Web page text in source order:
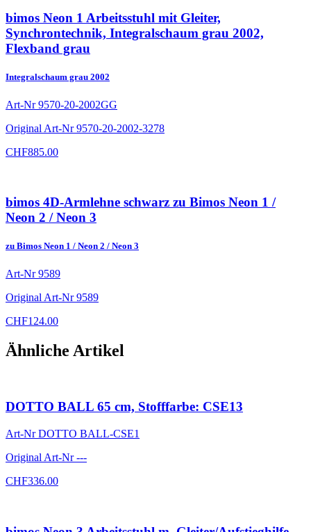
bimos Neon 1 Arbeitsstuhl mit Gleiter,
Synchrontechnik, Integralschaum grau 2002,
Flexband grau
Integralschaum grau 2002
Art-Nr9570-20-2002GG
Original Art-Nr9570-20-2002-3278
CHF885.00
bimos 4D-Armlehne schwarz zu Bimos Neon 1 /
Neon 2 / Neon 3
zu Bimos Neon 1 / Neon 2 / Neon 3
Art-Nr9589
Original Art-Nr9589
CHF124.00
Ähnliche Artikel
DOTTO BALL 65 cm, Stofffarbe: CSE13
Art-NrDOTTO BALL-CSE1
Original Art-Nr---
CHF336.00